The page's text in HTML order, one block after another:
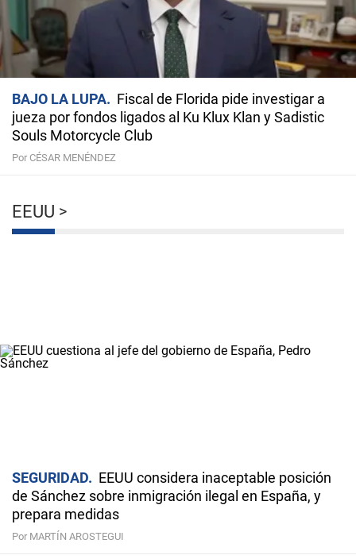
BAJO LA LUPA
Fiscal de Florida pide investigar a
jueza por fondos ligados al Ku Klux Klan y Sadistic
Souls Motorcycle Club
Por CÉSAR MENÉNDEZ
EEUU
SEGURIDAD
EEUU considera inaceptable posición
de Sánchez sobre inmigración ilegal en España, y
prepara medidas
Por MARTÍN AROSTEGUI